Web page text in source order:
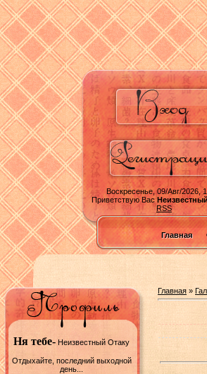
Воскресенье, 09/Авг/2026,
Приветствую Вас
RSS
Главная
Ня тебе- Неизвестный Отаку
Отдыхайте, последний выходной
день...
Главная »